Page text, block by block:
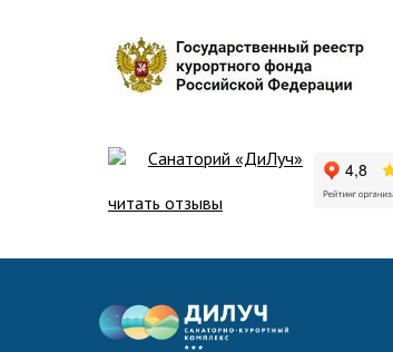
Санаторий «ДиЛуч»
читать отзывы